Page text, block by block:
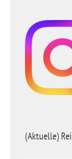
(Aktuelle)